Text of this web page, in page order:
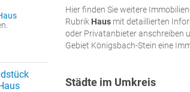
Hier finden Sie weitere
Rubrik Haus mit detaillierten
oder Privatanbieter anschreiben
Gebiet Königsbach-Stein eine
Städte im Umkreis